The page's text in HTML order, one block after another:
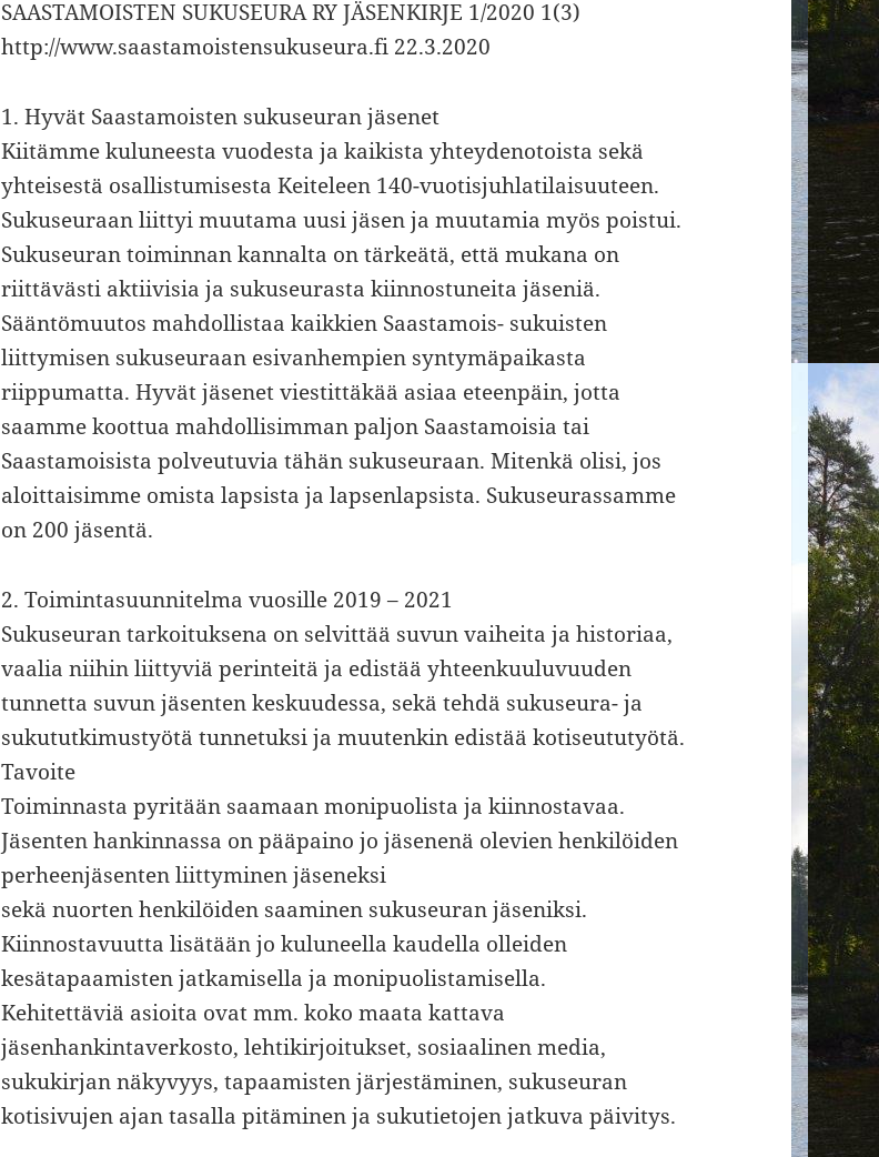
SAASTAMOISTEN SUKUSEURA RY JÄSENKIRJE 1/2020 1(3)
http://www.saastamoistensukuseura.fi 22.3.2020
1. Hyvät Saastamoisten sukuseuran jäsenet
Kiitämme kuluneesta vuodesta ja kaikista yhteydenotoista sekä
yhteisestä osallistumisesta Keiteleen 140-vuotisjuhlatilaisuuteen.
Sukuseuraan liittyi muutama uusi jäsen ja muutamia myös poistui.
Sukuseuran toiminnan kannalta on tärkeätä, että mukana on
riittävästi aktiivisia ja sukuseurasta kiinnostuneita jäseniä.
Sääntömuutos mahdollistaa kaikkien Saastamois- sukuisten
liittymisen sukuseuraan esivanhempien syntymäpaikasta
riippumatta. Hyvät jäsenet viestittäkää asiaa eteenpäin, jotta
saamme koottua mahdollisimman paljon Saastamoisia tai
Saastamoisista polveutuvia tähän sukuseuraan. Mitenkä olisi, jos
aloittaisimme omista lapsista ja lapsenlapsista. Sukuseurassamme
on 200 jäsentä.
2. Toimintasuunnitelma vuosille 2019 – 2021
Sukuseuran tarkoituksena on selvittää suvun vaiheita ja historiaa,
vaalia niihin liittyviä perinteitä ja edistää yhteenkuuluvuuden
tunnetta suvun jäsenten keskuudessa, sekä tehdä sukuseura- ja
sukututkimustyötä tunnetuksi ja muutenkin edistää kotiseututyötä.
Tavoite
Toiminnasta pyritään saamaan monipuolista ja kiinnostavaa.
Jäsenten hankinnassa on pääpaino jo jäsenenä olevien henkilöiden
perheenjäsenten liittyminen jäseneksi
sekä nuorten henkilöiden saaminen sukuseuran jäseniksi.
Kiinnostavuutta lisätään jo kuluneella kaudella olleiden
kesätapaamisten jatkamisella ja monipuolistamisella.
Kehitettäviä asioita ovat mm. koko maata kattava
jäsenhankintaverkosto, lehtikirjoitukset, sosiaalinen media,
sukukirjan näkyvyys, tapaamisten järjestäminen, sukuseuran
kotisivujen ajan tasalla pitäminen ja sukutietojen jatkuva päivitys.